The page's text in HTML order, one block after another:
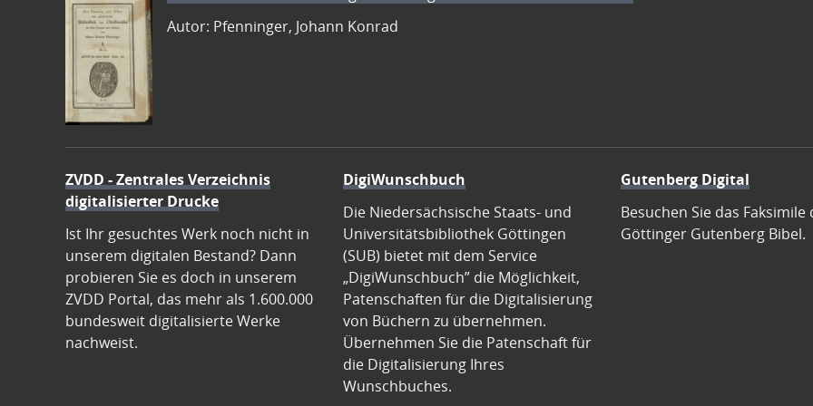
Autor: Pfenninger, Johann Konrad
ZVDD - Zentrales Verzeichnis
digitalisierter Drucke
Ist Ihr gesuchtes Werk noch nicht in
unserem digitalen Bestand? Dann
probieren Sie es doch in unserem
ZVDD Portal, das mehr als 1.600.000
bundesweit digitalisierte Werke
nachweist.
DigiWunschbuch
Die Niedersächsische Staats- und
Universitätsbibliothek Göttingen
(SUB) bietet mit dem Service
„DigiWunschbuch” die Möglichkeit,
Patenschaften für die Digitalisierung
von Büchern zu übernehmen.
Übernehmen Sie die Patenschaft für
die Digitalisierung Ihres
Wunschbuches.
Gutenberg Digital
Besuchen Sie das Faksimile
Göttinger Gutenberg Bibel.